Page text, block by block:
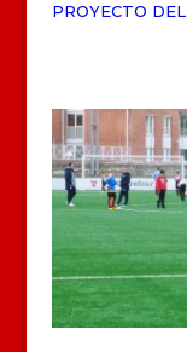
PROYECTO